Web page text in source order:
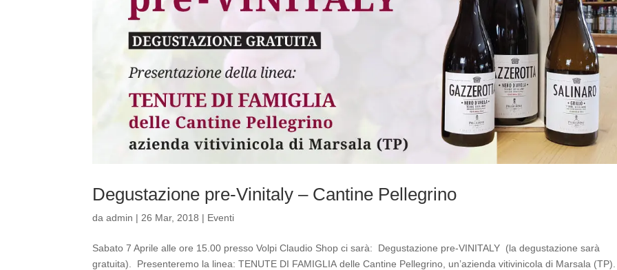
Degustazione pre-Vinitaly – Cantine Pellegrino
daadmin | 26 Mar, 2018 | Eventi
Sabato 7 Aprile alle ore 15.00 presso Volpi Claudio Shop ci sarà: Degustazione pre-VINITALY (la degustazione sarà
gratuita). Presenteremo la linea: TENUTE DI FAMIGLIA delle Cantine Pellegrino, un’azienda vitivinicola di Marsala